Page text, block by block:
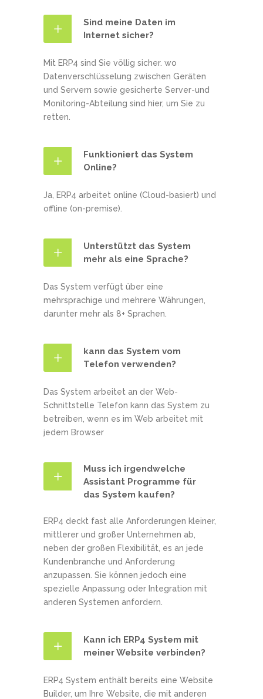
Sind meine Daten im
Internet sicher?
Mit ERP4 sind Sie völlig sicher. wo
Datenverschlüsselung zwischen Geräten
und Servern sowie gesicherte Server-und
Monitoring-Abteilung sind hier, um Sie zu
retten.
Funktioniert das System
Online?
Ja, ERP4 arbeitet online (Cloud-basiert) und
offline (on-premise).
Unterstützt das System
mehr als eine Sprache?
Das System verfügt über eine
mehrsprachige und mehrere Währungen,
darunter mehr als 8+ Sprachen.
kann das System vom
Telefon verwenden?
Das System arbeitet an der Web-
Schnittstelle Telefon kann das System zu
betreiben, wenn es im Web arbeitet mit
jedem Browser
Muss ich irgendwelche
Assistant Programme für
das System kaufen?
ERP4 deckt fast alle Anforderungen kleiner,
mittlerer und großer Unternehmen ab,
neben der großen Flexibilität, es an jede
Kundenbranche und Anforderung
anzupassen. Sie können jedoch eine
spezielle Anpassung oder Integration mit
anderen Systemen anfordern.
Kann ich ERP4 System mit
meiner Website verbinden?
ERP4 System enthält bereits eine Website
Builder, um Ihre Website, die mit anderen